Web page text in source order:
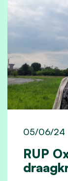
RUP
05/06/24